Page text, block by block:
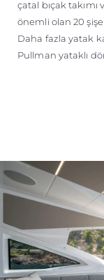
çatal bıçak takımı
önemli olan 20
Daha fazla yatak
Pullman yataklı